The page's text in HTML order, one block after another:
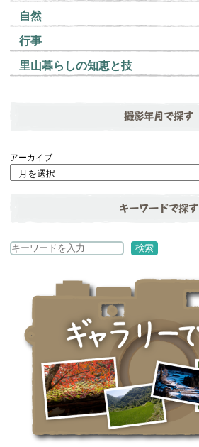
自然
行事
里山暮らしの知恵と技
撮影年月で探す
アーカイブ
キーワードで探す
検
検索